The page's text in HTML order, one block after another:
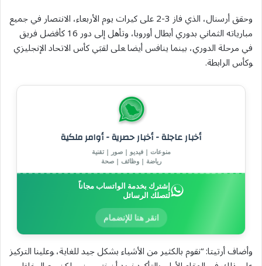
وحقق أرسنال، الذي فاز 3-2 على كيرات يوم ⁠الأربعاء، الانتصار في جميع
مبارياته الثماني بدوري أبطال أوروبا، وتأهل إلى دور 16 كأفضل فريق
‌في مرحلة الدوري، بينما ينافس أيضا ‍على لقبَي كأس الاتحاد الإنجليزي
‍وكأس الرابطة.
أخبار عاجلة - أخبار حصرية - أوامر ملكية
منوعات | فيديو | صور | تقنية
رياضة | وظائف | صحة
إشترك بخدمة الواتساب مجاناً
لتصلك الرسائل
انقر هنا للإنضمام
وأضاف أرتيتا: “نقوم بالكثير من الأشياء بشكل جيد للغاية، ‍وعلينا التركيز